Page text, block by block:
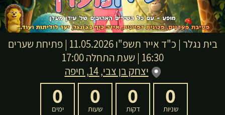
התנתק
בית נגלר | כ"ד אייר תשפ"ו
11.05.2026 | פתיחת שערים
16:30 | שעת התחלה 17:00
יצחק בן צבי, 14, חיפה
0
שניות
0
דקות
0
שעות
0
ימים